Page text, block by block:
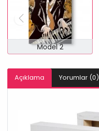
Model 2
Açıklama Yorumlar (0)